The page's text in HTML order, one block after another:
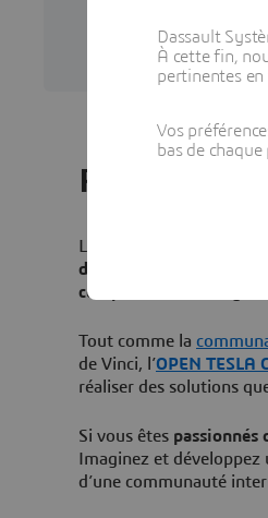
Relevez le
de Tesla grâce à la
compris
Tout comme la
de Vinci, l’OPEN TESLA
réaliser des solutions
Si vous êtes passionnés
Imaginez et
d’une communauté
Dassault
À cette fin,
pertinentes en
Vos
bas de